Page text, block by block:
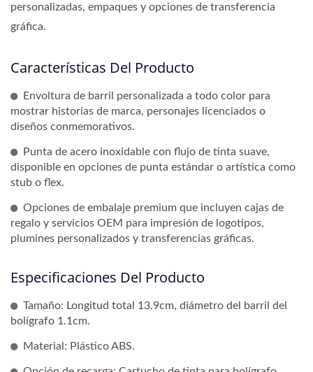
personalizadas, empaques y opciones de transferencia
gráfica.
Características Del Producto
Envoltura de barril personalizada a todo color para
mostrar historias de marca, personajes licenciados o
diseños conmemorativos.
Punta de acero inoxidable con flujo de tinta suave,
disponible en opciones de punta estándar o artística como
stub o flex.
Opciones de embalaje premium que incluyen cajas de
regalo y servicios OEM para impresión de logotipos,
plumines personalizados y transferencias gráficas.
Especificaciones Del Producto
Tamaño: Longitud total 13.9cm, diámetro del barril del
bolígrafo 1.1cm.
Material: Plástico ABS.